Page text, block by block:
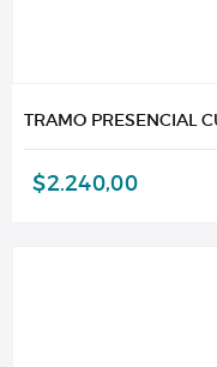
TRAMO PRESENCIAL
$2.240,00